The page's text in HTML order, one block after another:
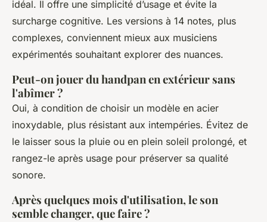
idéal. Il offre une simplicité d’usage et évite la
surcharge cognitive. Les versions à 14 notes, plus
complexes, conviennent mieux aux musiciens
expérimentés souhaitant explorer des nuances.
Peut-on jouer du handpan en extérieur sans
l'abîmer ?
Oui, à condition de choisir un modèle en acier
inoxydable, plus résistant aux intempéries. Évitez de
le laisser sous la pluie ou en plein soleil prolongé, et
rangez-le après usage pour préserver sa qualité
sonore.
Après quelques mois d'utilisation, le son
semble changer, que faire ?